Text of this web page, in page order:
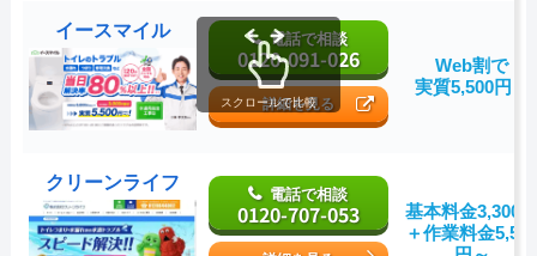
イースマイル 電話で相談
0120-091-026
詳細を見る
Web割で
実質5,500円～
クリーンライフ
電話で相談
0120-707-053
基本料金3,300
＋作業料金
スクロールで比較